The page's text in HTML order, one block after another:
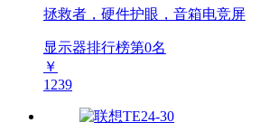
拯救者，硬件护眼，音箱电竞屏
显示器排行榜第0名
￥
1239